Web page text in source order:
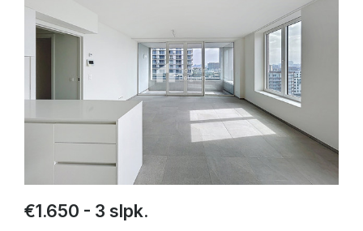
€1.650 - 3 slpk.